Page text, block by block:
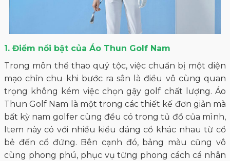
1. Điểm nổi bật của Áo Thun Golf Nam
Trong môn thể thao quý tộc, việc chuẩn bị một diện
mạo chỉn chu khi bước ra sân là điều vô cùng quan
trọng không kém việc chọn gậy golf chất lượng. Áo
Thun Golf Nam là một trong các thiết kế đơn giản mà
bất kỳ nam golfer cùng đều có trong tủ đồ của mình,
Item này có với nhiều kiểu dáng cổ khác nhau từ cổ
bẻ đến cổ đứng. Bên cạnh đó, bảng màu cũng vô
cùng phong phú, phục vụ từng phong cách cá nhân